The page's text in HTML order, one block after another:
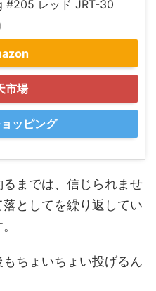
#205 レッド JRT-30
市場
ッピング
までは、信じられませ
としてを繰り返してい
ちょいちょい投げるん